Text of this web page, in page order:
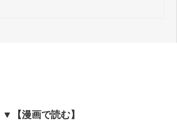
▼【漫画で読む】